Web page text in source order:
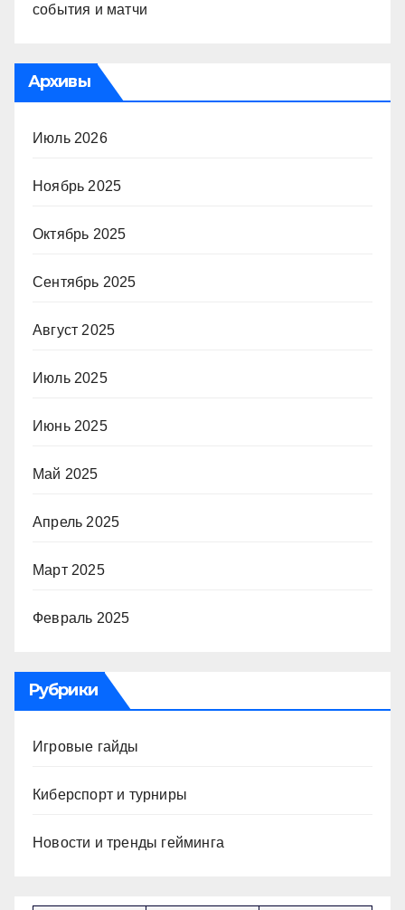
события и матчи
Архивы
Июль 2026
Ноябрь 2025
Октябрь 2025
Сентябрь 2025
Август 2025
Июль 2025
Июнь 2025
Май 2025
Апрель 2025
Март 2025
Февраль 2025
Рубрики
Игровые гайды
Киберспорт и турниры
Новости и тренды гейминга